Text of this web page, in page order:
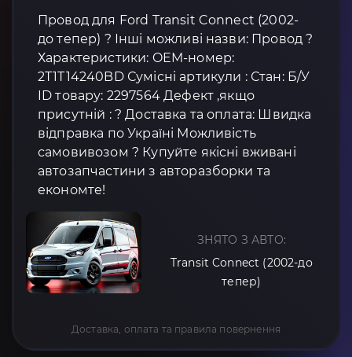
Провод для Ford Transit Connect (2002-
до тепер) ? Інші можливі назви: Провод ?
Характеристики: OEM-номер:
2T1T14240BD Сумісні артикули : Стан: Б/У
ID товару: 2297564 Дефект ,якщо
присутній : ? Доставка та оплата: Швидка
відправка по Україні Можливість
самовивозом ? Купуйте якісні вживані
автозапчастини з авторазборки та
економте!
ЗНЯТО З АВТО:
Transit Connect (2002-до
тепер)
Доставка, оплата та правила повернення